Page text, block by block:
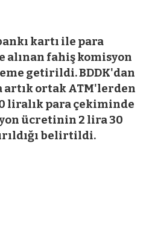
kartı ile para
fahiş komisyon
getirildi. BDDK'dan
artık ortak ATM'lerden
liralık para çekiminde
ücretinin 2 lira 30
belirtildi.